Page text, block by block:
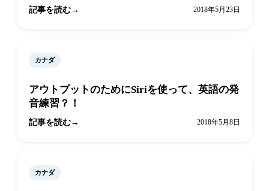
記事を読む 2018年5月23日
カナダ
アウトプットのためにSiriを使って、英語の発
音練習？！
記事を読む 2018年5月8日
カナダ